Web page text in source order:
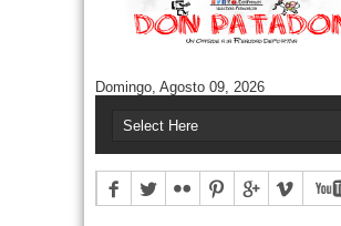
Cuentos/ Frases y más
CUENTOS DE FÚTBOL
NIEMBRO
Aguántanos en Twitter
Tweets by DonPatadon
Pages
Domingo, Agosto 09, 2026